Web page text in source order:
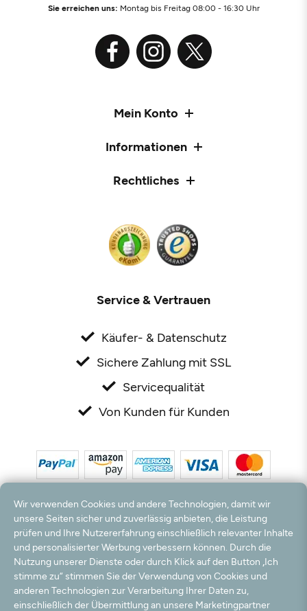
Sie erreichen uns: Montag bis Freitag 08:00 - 16:30 Uhr
Mein Konto
Informationen
Rechtliches
Service & Vertrauen
Käufer- & Datenschutz
Sichere Zahlung mit SSL
Servicequalität
Von Kunden für Kunden
*Alle Preise inkl. MwSt. und zzgl. Versandkosten. **Kostenloser Versand und Rückversand
nur innerhalb Deutschlands und Österreichs.
Hinweis:
Wir nutzen Ihre E-Mail Adresse für werbliche Zwecke, die jederzeit widerrufen
werden können. Ihre Daten werden nicht an Dritte weitergegeben.
© 2003 - 2026 Rudolf Hossdorf Teppichhandel e.K. / Alle Rechte vorbehalten. powered by
Wir verwenden Cookies und andere Technologien, damit wir
unsere Seiten sicher und zuverlässig anbieten, die Leistung
prüfen und Ihre Nutzererfahrung einschließlich relevanter Inhalte
und personalisierter Werbung verbessern können. Durch die
Nutzung unserer Dienste oder durch Klick auf den Button „Ich
stimme zu“ stimmen Sie der Verwendung von Cookies und
anderen Technologien zur Verarbeitung Ihrer Daten zu,
einschließlich der Übermittlung an unsere Marketingpartner